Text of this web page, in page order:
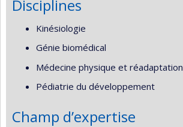
Disciplines
Kinésiologie
Génie biomédical
Médecine physique et réadaptation
Pédiatrie du développement
Champ d’expertise